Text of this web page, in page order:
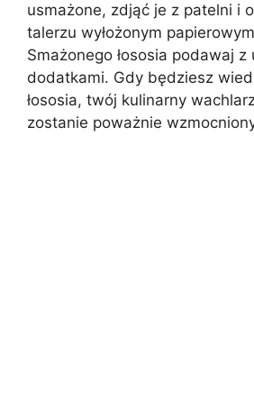
usmażone, zdjąć je z patelni i
talerzu wyłożonym
Smażonego łososia podawaj z
dodatkami. Gdy będziesz
łososia, twój kulinarny
zostanie poważnie